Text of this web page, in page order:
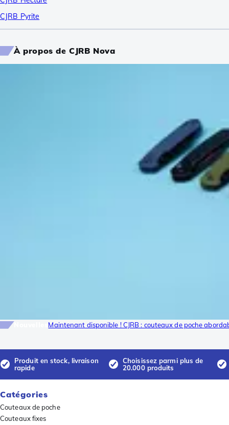
CJRB Pyrite
À propos de CJRB Nova
Maintenant disponible ! CJRB : couteaux de poche
Produit en stock, livraison
rapide
Choisissez parmi plus de
20.000 produits
Catégories
Couteaux de poche
Couteaux fixes